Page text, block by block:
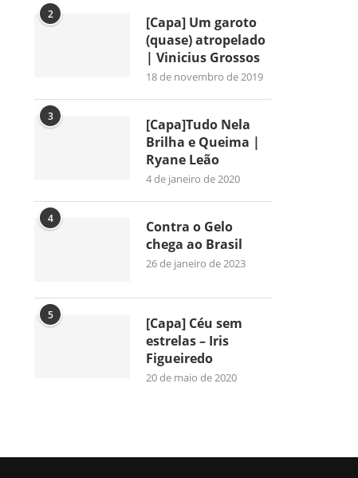
2
[Capa] Um garoto
(quase) atropelado
| Vinicius Grossos
18 de novembro de 2019
3
[Capa]Tudo Nela
Brilha e Queima |
Ryane Leão
4 de janeiro de 2020
4
Contra o Gelo
chega ao Brasil
26 de janeiro de 2023
5
[Capa] Céu sem
estrelas – Iris
Figueiredo
20 de maio de 2020